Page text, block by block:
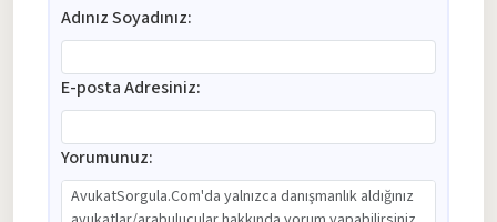
Adınız Soyadınız:
E-posta Adresiniz:
Yorumunuz: